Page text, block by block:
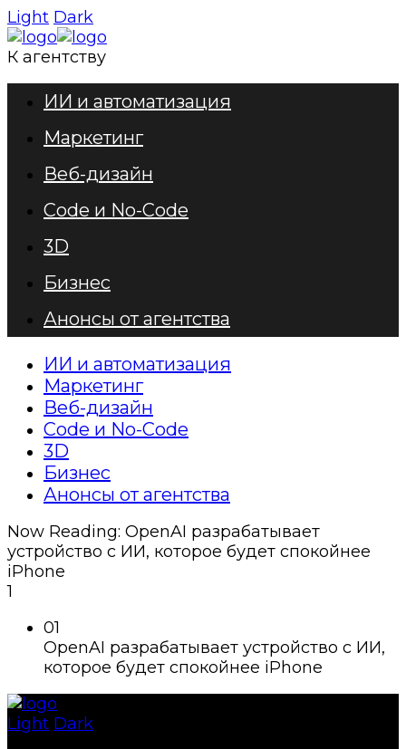
Light Dark
К агентству
ИИ и автоматизация
Маркетинг
Веб-дизайн
Code и No-Code
3D
Бизнес
Анонсы от агентства
ИИ и автоматизация
Маркетинг
Веб-дизайн
Code и No-Code
3D
Бизнес
Анонсы от агентства
Now Reading: OpenAI разрабатывает
устройство с ИИ, которое будет спокойнее
iPhone
1
01
OpenAI разрабатывает устройство с ИИ,
которое будет спокойнее iPhone
Light Dark